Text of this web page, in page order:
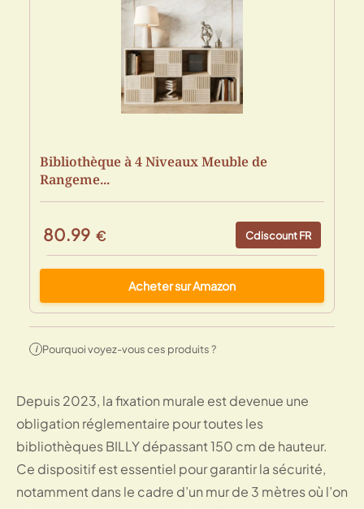
Bibliothèque à 4 Niveaux Meuble de
Rangeme...
80.99 € Cdiscount FR
Acheter sur Amazon
i Pourquoi voyez-vous ces produits ?
Depuis 2023, la fixation murale est devenue une
obligation réglementaire pour toutes les
bibliothèques BILLY dépassant 150 cm de hauteur.
Ce dispositif est essentiel pour garantir la sécurité,
notamment dans le cadre d’un mur de 3 mètres où l’on